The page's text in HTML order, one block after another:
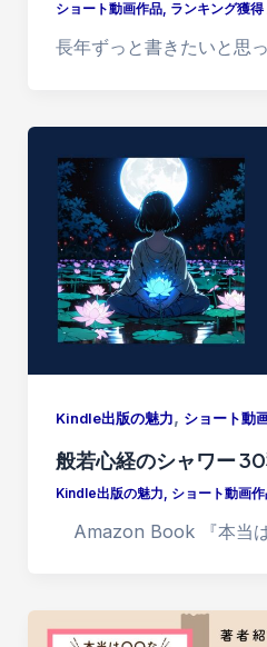
ショート動画作品, ランキング獲得
長年ずっと書きたいと思
Kindle出版の魅力, ショート動
般若心経のシャワー
Kindle出版の魅力, ショート動画
Amazon Book 『本当